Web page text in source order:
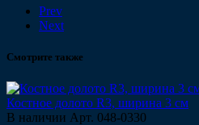
Prev
Next
Смотрите также
Костное долото R3, ширина 3 см
В наличии Арт. 048-0330